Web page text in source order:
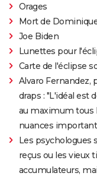
Orages
Mort de
Joe Biden
Lunettes pour
Carte de l'éclipse
Alvaro Fernandez,
draps : "L'idéal est
au maximum tous
nuances
Les psychologues
reçus ou les vieux
accumulateurs,